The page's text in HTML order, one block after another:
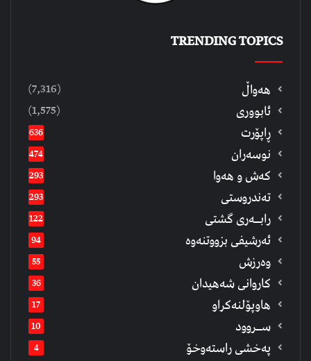
TRENDING TOPICS
هەواڵ (7,316)
ئابووری (1,575)
ڕاپۆرت 636
نوسەران 474
كەش و هەوا 293
تەندروستی 293
رابــه‌ری گشتی 122
ئەرشیفى بزووتنەوە 94
وەرزش 55
كاروانی شەهیدان 36
هاوپۆلنەكراو 17
ســروود 10
په‌خشی راسته‌وخۆ 4